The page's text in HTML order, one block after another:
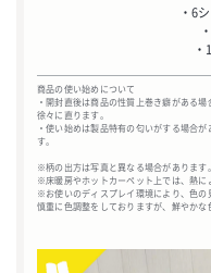
・6
商品の使い始めについて
・開封直後は商品の性質上巻き癖がある
徐々に直ります。
・使い始めは製品特有の匂いがする場合
す。
※柄の出方は写真と異なる場合があります。
※床暖房やホットカーペット上では、熱に
※お使いのディスプレイ環境により、色の
慎重に色調整をしておりますが、鮮やかな